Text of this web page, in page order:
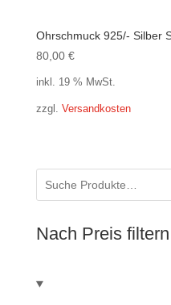
Ohrschmuck 925/- Silber
80,00 €
inkl. 19 % MwSt.
zzgl. Versandkosten
Nach Preis filtern